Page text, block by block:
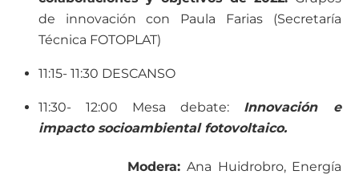
de innovación con Paula Farias (Secretaría
Técnica FOTOPLAT)
11:15- 11:30 DESCANSO
11:30- 12:00 Mesa debate: Innovación e
impacto socioambiental fotovoltaico.
Modera:Ana Huidrobro, Energía